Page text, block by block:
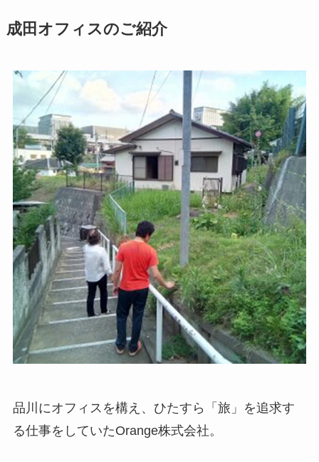
成田オフィスのご紹介
品川にオフィスを構え、ひたすら「旅」を追求す
る仕事をしていたOrange株式会社。